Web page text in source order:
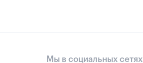
Мы в социальных сетях